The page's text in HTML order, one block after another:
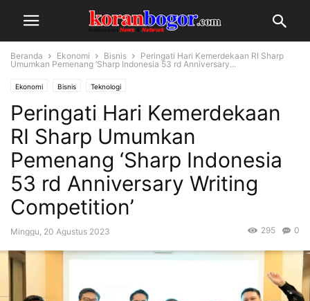
Beranda Ekonomi Bisnis
Peringati Hari Kemerdekaan RI Sharp
Umumkan Pemenang ‘Sharp Indonesia 53 rd Anniversary...
Ekonomi Bisnis Teknologi
Peringati Hari Kemerdekaan
RI Sharp Umumkan
Pemenang ‘Sharp Indonesia
53 rd Anniversary Writing
Competition’
Minggu, 20 Agustus 2023 0
295